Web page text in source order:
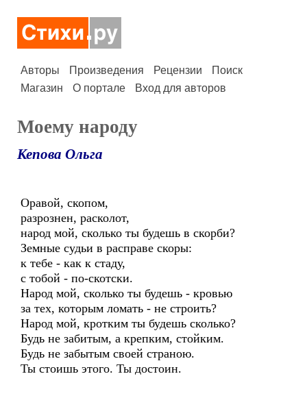
Авторы Произведения Рецензии
Поиск
Магазин
О портале Вход для авторов
Моему народу
Кепова Ольга
Оравой, скопом,
разрознен, расколот,
народ мой, сколько ты будешь в скорби?
Земные судьи в расправе скоры:
к тебе - как к стаду,
с тобой - по-скотски.
Народ мой, сколько ты будешь - кровью
за тех, которым ломать - не строить?
Народ мой, кротким ты будешь сколько?
Будь не забитым, а крепким, стойким.
Будь не забытым своей страною.
Ты стоишь этого. Ты достоин.